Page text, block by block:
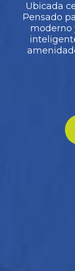
Ubicada
Pensado
moderno